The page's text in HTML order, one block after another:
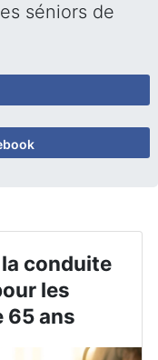
séniors de
conduite
les
65 ans